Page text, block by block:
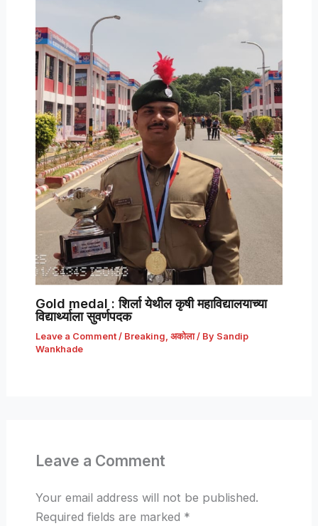
Gold medal : शिर्ला येथील कृषी महाविद्यालयाच्या
विद्यार्थ्याला सुवर्णपदक
Leave a Comment / Breaking अकोला/ By Sandip
Wankhade
Leave a Comment
Your email address will not be published.
Required fields are marked *